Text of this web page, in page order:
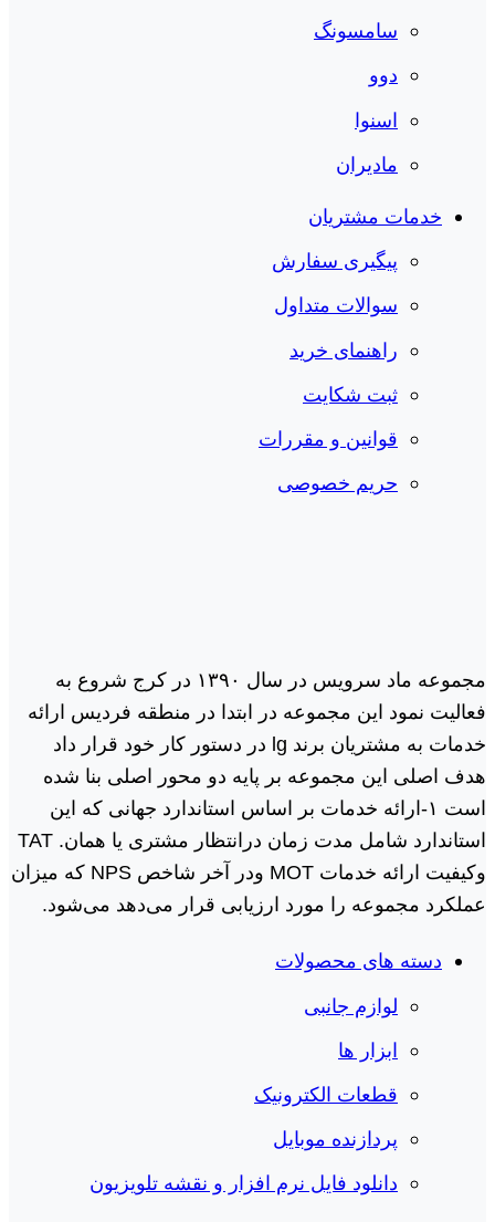
سامسونگ
دوو
اسنوا
مادیران
خدمات مشتریان
پیگیری سفارش
سوالات متداول
راهنمای خرید
ثبت شکایت
قوانین و مقررات
حریم خصوصی
مجموعه ماد سرویس در سال ١٣٩٠ در کرج شروع به
فعالیت نمود این مجموعه در ابتدا در منطقه فردیس ارائه
خدمات به مشتریان برند lg در دستور کار خود قرار داد
هدف اصلی این مجموعه بر پایه دو محور اصلی بنا شده
است ١-ارائه خدمات بر اساس استاندارد جهانی که این
استاندارد شامل مدت زمان درانتظار مشتری یا همان. TAT
وکیفیت ارائه خدمات MOT ودر آخر شاخص NPS که میزان
عملکرد مجموعه را مورد ارزیابی قرار می‌دهد می‌شود.
دسته های محصولات
لوازم جانبی
ابزار ها
قطعات الکترونیک
پردازنده موبایل
دانلود فایل نرم افزار و نقشه تلویزیون